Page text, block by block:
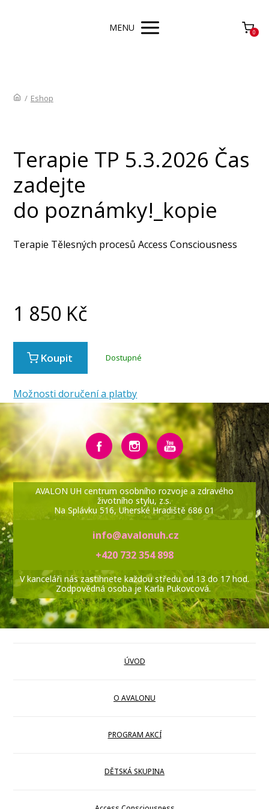
MENU 0
/ Eshop
Terapie TP 5.3.2026 Čas
zadejte
do poznámky!_kopie
Terapie Tělesných procesů Access Consciousness
1 850 Kč
Koupit Dostupné
Možnosti doručení a platby
AVALON UH centrum osobního rozvoje a zdravého
životního stylu, z.s.
Na Splávku 516, Uherské Hradiště 686 01
info@avalonuh.cz
+420 732 354 898
V kanceláři nás zastihnete každou středu od 13 do 17 hod.
Zodpovědná osoba je Karla Pukovcová.
ÚVOD
O AVALONU
PROGRAM AKCÍ
DĚTSKÁ SKUPINA